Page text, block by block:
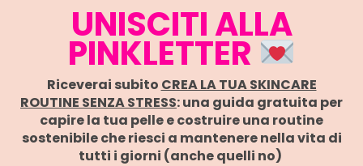
UNISCITI ALLA
PINKLETTER
Riceverai subito CREA LA TUA SKINCARE
ROUTINE SENZA STRESS: una guida gratuita per
capire la tua pelle e costruire una routine
sostenibile che riesci a mantenere nella vita di
tutti i giorni (anche quelli no)